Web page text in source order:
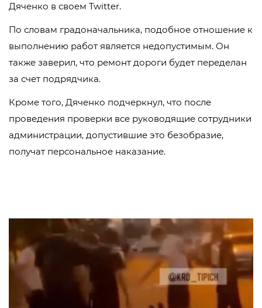
Дяченко в своем Twitter.
По словам градоначальника, подобное отношение к
выполнению работ является недопустимым. Он
также заверил, что ремонт дороги будет переделан
за счет подрядчика.
Кроме того, Дяченко подчеркнул, что после
проведения проверки все руководящие сотрудники
администрации, допустившие это безобразие,
получат персональное наказание.